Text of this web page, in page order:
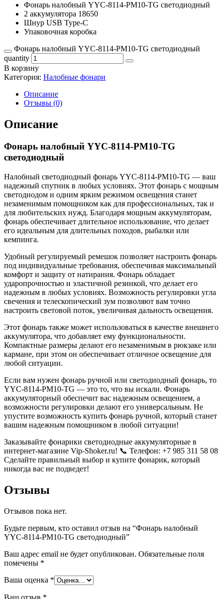
Фонарь налобный YYC-8114-PM10-TG светодиодный
2 аккумулятора 18650
Шнур USB Type-C
Упаковочная коробка
Фонарь налобный YYC-8114-PM10-TG светодиодный
quantity
В корзину
Категория: Налобные фонари
Описание
Отзывы (0)
Описание
Фонарь налобный YYC-8114-PM10-TG
светодиодный
Налобный светодиодный фонарь YYC-8114-PM10-TG — ваш
надежный спутник в любых условиях. Этот фонарь с мощным
светодиодом и одним ярким режимом освещения станет
незаменимым помощником как для профессиональных, так и
для любительских нужд. Благодаря мощным аккумуляторам,
фонарь обеспечивает длительное использование, что делает
его идеальным для длительных походов, рыбалки или
кемпинга.
Удобный регулируемый ремешок позволяет настроить фонарь
под индивидуальные требования, обеспечивая максимальный
комфорт и защиту от натирания. Фонарь обладает
ударопрочностью и эластичной резинкой, что делает его
надежным в любых условиях. Возможность регулировки угла
свечения и телескопический зум позволяют вам точно
настроить световой поток, увеличивая дальность освещения.
Этот фонарь также может использоваться в качестве внешнего
аккумулятора, что добавляет ему функциональности.
Компактные размеры делают его незаменимым в рюкзаке или
кармане, при этом он обеспечивает отличное освещение для
любой ситуации.
Если вам нужен фонарь ручной или светодиодный фонарь, то
YYC-8114-PM10-TG — это то, что вы искали. Фонарь
аккумуляторный обеспечит вас надежным освещением, а
возможности регулировки делают его универсальным. Не
упустите возможность купить фонарь ручной, который станет
вашим надежным помощником в любой ситуации!
Заказывайте фонарики светодиодные аккумуляторные в
интернет-магазине Vip-Shoker.ru! 📞 Телефон: +7 985 311 58 08
Сделайте правильный выбор и купите фонарик, который
никогда вас не подведет!
Отзывы
Отзывов пока нет.
Будьте первым, кто оставил отзыв на “Фонарь налобный
YYC-8114-PM10-TG светодиодный”
Ваш адрес email не будет опубликован. Обязательные поля
помечены *
Ваша оценка *
Ваш отзыв *